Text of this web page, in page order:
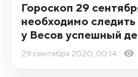
Гороскоп 29
необходимо следить
у Весов успешный
29 сентября 2020, 00:14